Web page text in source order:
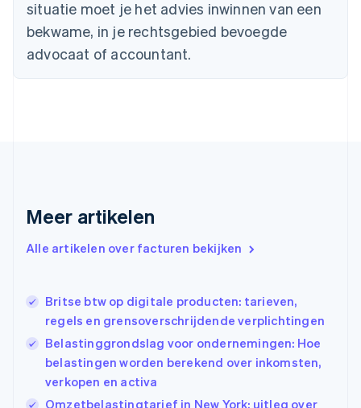
situatie moet je het advies inwinnen van een
bekwame, in je rechtsgebied bevoegde
advocaat of accountant.
Meer artikelen
Alle artikelen over facturen bekijken
Britse btw op digitale producten: tarieven,
regels en grensoverschrijdende verplichtingen
Belastinggrondslag voor ondernemingen: Hoe
belastingen worden berekend over inkomsten,
verkopen en activa
Omzetbelastingtarief in New York: uitleg over
EnglishFrançais
Cyprus
Denemarken
English
Gibraltar
English
Hongkong SAR, China
English简体中文
Ierland
India
English